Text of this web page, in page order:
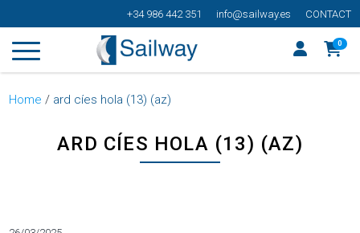
+34 986 442 351 info@sailway.es CONTACT
0
Home / ard cíes hola (13) (az)
ARD CÍES HOLA (13) (AZ)